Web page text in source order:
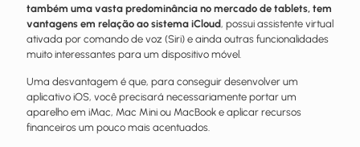
também uma vasta predominância no mercado de tablets, tem
vantagens em relação ao sistema iCloud, possui assistente virtual
ativada por comando de voz (Siri) e ainda outras funcionalidades
muito interessantes para um dispositivo móvel.
Uma desvantagem é que, para conseguir desenvolver um
aplicativo iOS, você precisará necessariamente portar um
aparelho em iMac, Mac Mini ou MacBook e aplicar recursos
financeiros um pouco mais acentuados.